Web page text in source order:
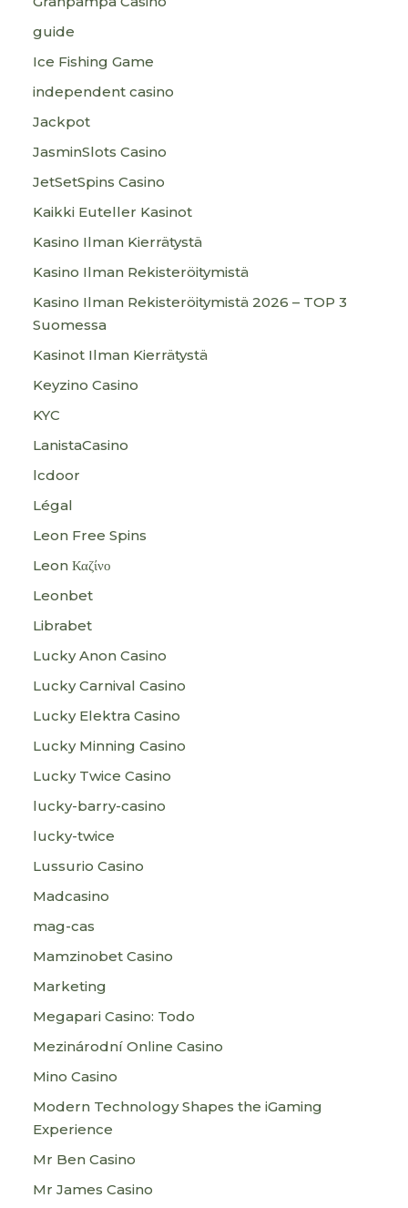
guide
Ice Fishing Game
independent casino
Jackpot
JasminSlots Casino
JetSetSpins Casino
Kaikki Euteller Kasinot
Kasino Ilman Kierrätystä
Kasino Ilman Rekisteröitymistä
Kasino Ilman Rekisteröitymistä 2026 – TOP 3
Suomessa
Kasinot Ilman Kierrätystä
Keyzino Casino
KYC
LanistaCasino
lcdoor
Légal
Leon Free Spins
Leon Καζίνο
Leonbet
Librabet
Lucky Anon Casino
Lucky Carnival Casino
Lucky Elektra Casino
Lucky Minning Casino
Lucky Twice Casino
lucky-barry-casino
lucky-twice
Lussurio Casino
Madcasino
mag-cas
Mamzinobet Casino
Marketing
Megapari Casino: Todo
Mezinárodní Online Casino
Mino Casino
Modern Technology Shapes the iGaming
Experience
Mr Ben Casino
Mr James Casino